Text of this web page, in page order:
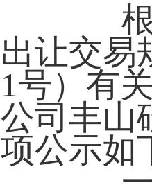
根
出让交易
1号）有
公司丰山
项公示如